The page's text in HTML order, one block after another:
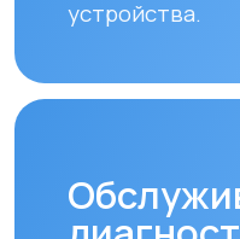
совместимые
Замена